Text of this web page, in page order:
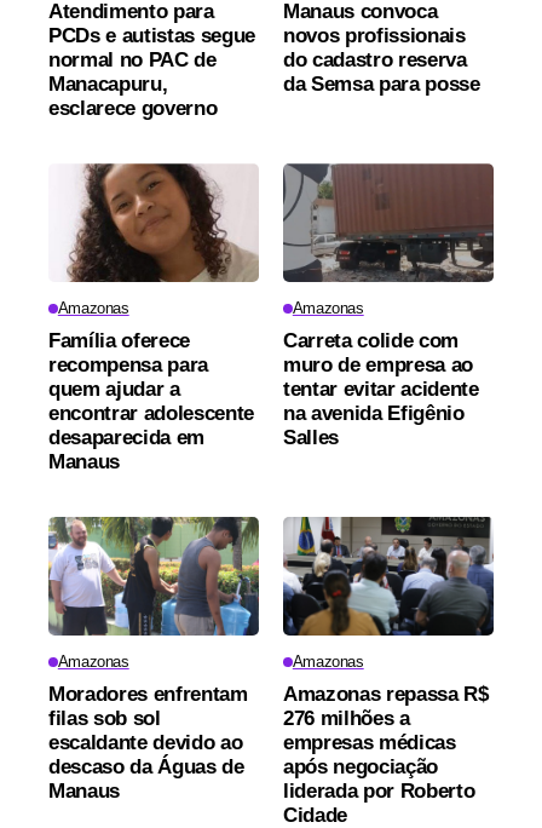
Atendimento para
PCDs e autistas segue
normal no PAC de
Manacapuru,
esclarece governo
Manaus convoca
novos profissionais
do cadastro reserva
da Semsa para posse
Amazonas
Família oferece
recompensa para
quem ajudar a
encontrar adolescente
desaparecida em
Manaus
Amazonas
Carreta colide com
muro de empresa ao
tentar evitar acidente
na avenida Efigênio
Salles
Amazonas
Moradores enfrentam
filas sob sol
escaldante devido ao
descaso da Águas de
Manaus
Amazonas
Amazonas repassa R$
276 milhões a
empresas médicas
após negociação
liderada por Roberto
Cidade